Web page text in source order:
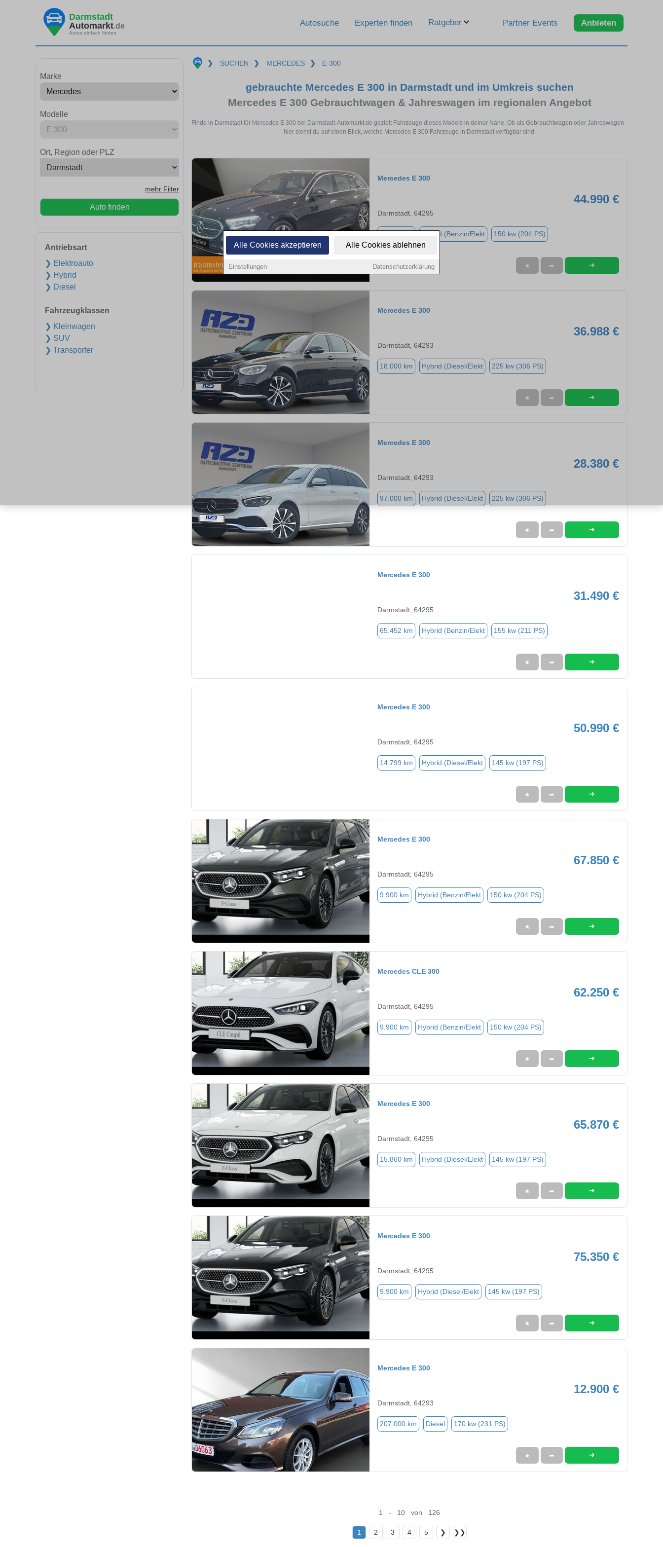
Alle Cookies akzeptieren Alle Cookies ablehnen
Einstellungen Datenschutzerklärung
Darmstadt
Automarkt.de
Autos einfach finden
Autosuche Experten finden Ratgeber Partner Events Anbieten
Marke
Modelle
Ort, Region oder PLZ
mehr Filter
Auto finden
Antriebsart
❯ Elektroauto
❯ Hybrid
❯ Diesel
Fahrzeugklassen
❯ Kleinwagen
❯ SUV
❯ Transporter
❯ SUCHEN ❯ MERCEDES ❯ E-300
gebrauchte Mercedes E 300 in Darmstadt und im Umkreis suchen
Mercedes E 300 Gebrauchtwagen & Jahreswagen im regionalen Angebot
Finde in Darmstadt für Mercedes E 300 bei Darmstadt-Automarkt.de gezielt Fahrzeuge dieses Models in deiner Nähe. Ob als Gebrauchtwagen oder Jahreswagen -
hier siehst du auf einen Blick, welche Mercedes E 300 Fahrzeuge in Darmstadt verfügbar sind.
Mercedes E 300
44.990 €
Darmstadt, 64295
Hybrid (Benzin/Elekt 150 kw (204 PS)
★ ➦ ➜
Mercedes E 300
36.988 €
Darmstadt, 64293
18.000 km Hybrid (Diesel/Elekt 225 kw (306 PS)
★ ➦ ➜
Mercedes E 300
28.380 €
Darmstadt, 64293
97.000 km Hybrid (Diesel/Elekt 225 kw (306 PS)
★ ➦ ➜
Mercedes E 300
31.490 €
Darmstadt, 64295
65.452 km Hybrid (Benzin/Elekt 155 kw (211 PS)
★ ➦ ➜
Mercedes E 300
50.990 €
Darmstadt, 64295
14.799 km Hybrid (Diesel/Elekt 145 kw (197 PS)
★ ➦ ➜
Mercedes E 300
67.850 €
Darmstadt, 64295
9.900 km Hybrid (Benzin/Elekt 150 kw (204 PS)
★ ➦ ➜
Mercedes CLE 300
62.250 €
Darmstadt, 64295
9.900 km Hybrid (Benzin/Elekt 150 kw (204 PS)
★ ➦ ➜
Mercedes E 300
65.870 €
Darmstadt, 64295
15.860 km Hybrid (Diesel/Elekt 145 kw (197 PS)
★ ➦ ➜
Mercedes E 300
75.350 €
Darmstadt, 64295
9.900 km Hybrid (Diesel/Elekt 145 kw (197 PS)
★ ➦ ➜
Mercedes E 300
12.900 €
Darmstadt, 64293
207.000 km Diesel 170 kw (231 PS)
★ ➦ ➜
1 - 10 von 126
1 2 3 4 5 ❯ ❯❯